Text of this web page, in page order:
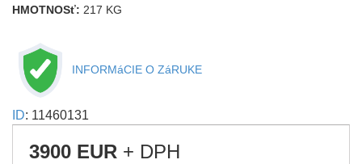
HMOTNOSť: 217 KG
INFORMáCIE O ZáRUKE
ID: 11460131
3900 EUR + DPH